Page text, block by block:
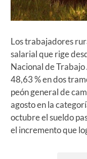
Los trabajadores
salarial que rige
Nacional de
48,63 % en dos
peón general de
agosto en la
octubre el sueldo
el incremento que